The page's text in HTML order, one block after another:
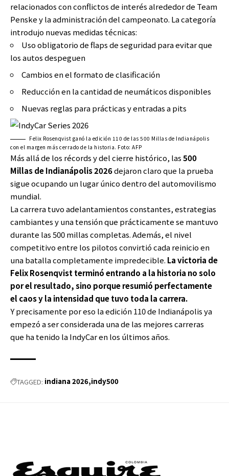
relacionados con conflictos de interés alrededor de Team
Penske y la administración del campeonato. La categoría
introdujo nuevas medidas técnicas:
Uso obligatorio de flaps de seguridad para evitar que
los autos despeguen
Cambios en el formato de clasificación
Reducción en la cantidad de neumáticos disponibles
Nuevas reglas para prácticas y entradas a pits
Felix Rosenqvist ganó la edición 110 de las 500 Millas de Indianápolis
con el margen más cerrado de la historia. Foto: AFP
Más allá de los récords y del cierre histórico, las500
Millas de Indianápolis 2026dejaron claro que la prueba
sigue ocupando un lugar único dentro del automovilismo
mundial.
La carrera tuvo adelantamientos constantes, estrategias
cambiantes y una tensión que prácticamente se mantuvo
durante las 500 millas completas. Además, el nivel
competitivo entre los pilotos convirtió cada reinicio en
una batalla completamente impredecible. La victoria de
Felix Rosenqvist terminó entrando a la historia no solo
por el resultado, sino porque resumió perfectamente
el caos y la intensidad que tuvo toda la carrera.
Y precisamente por eso la edición 110 de Indianápolis ya
empezó a ser considerada una de las mejores carreras
que ha tenido la IndyCar en los últimos años.
TAGGED: indiana 2026 indy500